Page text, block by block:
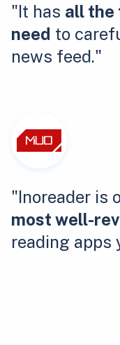
"It has all the
need to
news feed."
"Inoreader is
most well-
reading apps